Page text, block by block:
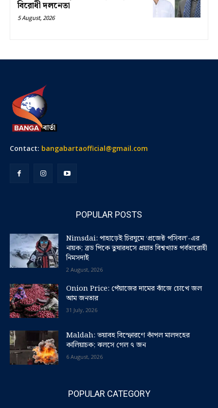
বিরোধী দলনেতা
5 August, 2026
Contact: bangabartaofficial@gmail.com
POPULAR POSTS
Nimsdai: পাহাড়েই চিরঘুমে ‘প্রজেক্ট পসিবল’-এর
নায়ক; ব্রড পিকে তুষারধসে প্রয়াত বিশ্বখ্যাত পর্বতারোহী
নিমসদাই
2 August, 2026
Onion Price: পেঁয়াজের দামের ঝাঁজে চোখে জল
আম জনতার
31 July, 2026
Maldah: ভয়াবহ বিস্ফোরণে কাঁপল মালদহের
কালিয়াচক; ঝলসে গেল ৭ জন
6 August, 2026
POPULAR CATEGORY